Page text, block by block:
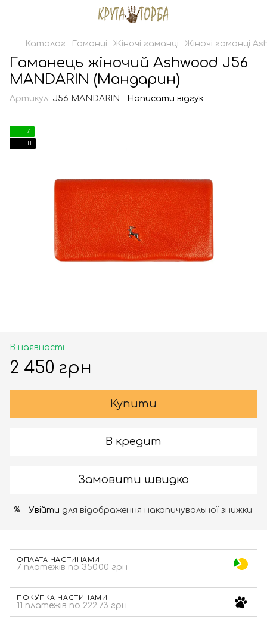
Каталог Гаманці Жіночі гаманці Жіночі гаманці
Гаманець жіночий Ashwood J56
MANDARIN (Мандарин)
Артикул: J56 MANDARIN Написати відгук
7
11
В наявності
2 450 грн
Купити
В кредит
Замовити швидко
% Увійти для відображення накопичувальної знижки
ОПЛАТА ЧАСТИНАМИ
7 платежів по 350.00 грн
ПОКУПКА ЧАСТИНАМИ
11 платежів по 222.73 грн